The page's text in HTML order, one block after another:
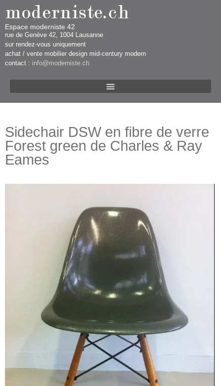
Espace moderniste 42
rue d​​​​e Genève 42, 1004 Lausanne​​
sur rendez-vous uniquement ​​​
​achat / vente mobilier design mid-century modern
contact : info@moderniste.ch
Sidechair DSW en fibre de verre
Forest green de Charles & Ray
Eames